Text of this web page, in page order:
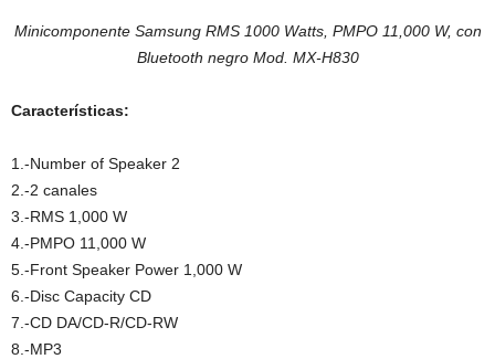
Minicomponente Samsung RMS 1000 Watts, PMPO 11,000 W, con
Bluetooth negro Mod. MX-H830
Características:
1.-Number of Speaker 2
2.-2 canales
3.-RMS 1,000 W
4.-PMPO 11,000 W
5.-Front Speaker Power 1,000 W
6.-Disc Capacity CD
7.-CD DA/CD-R/CD-RW
8.-MP3